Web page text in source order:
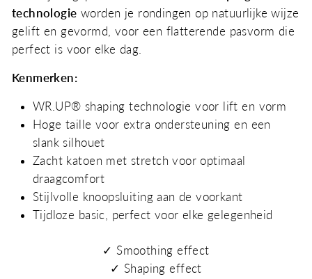
technologie worden je rondingen op natuurlijke wijze
gelift en gevormd, voor een flatterende pasvorm die
perfect is voor elke dag.
Kenmerken:
WR.UP® shaping technologie voor lift en vorm
Hoge taille voor extra ondersteuning en een
slank silhouet
Zacht katoen met stretch voor optimaal
draagcomfort
Stijlvolle knoopsluiting aan de voorkant
Tijdloze basic, perfect voor elke gelegenheid
✓ Smoothing effect
✓ Shaping effect